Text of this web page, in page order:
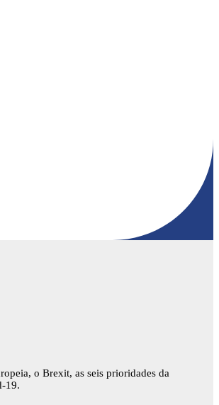
o Brexit, as seis prioridades da
19.